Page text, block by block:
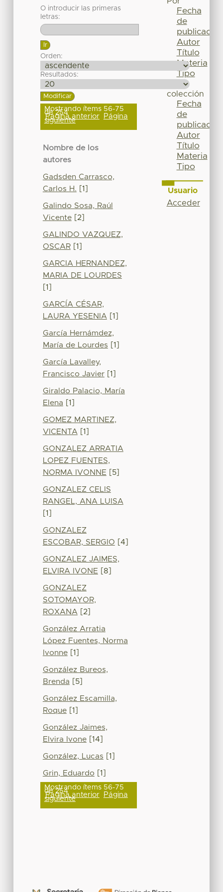
O introducir las primeras
letras:
Orden:
Resultados:
Mostrando ítems 56-75
de 254
Página anterior Página
siguiente
Nombre de los
autores
Gadsden Carrasco,
Carlos H. [1]
Galindo Sosa, Raúl
Vicente[2]
GALINDO VAZQUEZ,
OSCAR[1]
GARCIA HERNANDEZ,
MARIA DE LOURDES
[1]
GARCÍA CÉSAR,
LAURA YESENIA [1]
García Hernámdez,
María de Lourdes [1]
García Lavalley,
Francisco Javier[1]
Giraldo Palacio, María
Elena [1]
GOMEZ MARTINEZ,
VICENTA [1]
GONZALEZ ARRATIA
LOPEZ FUENTES,
NORMA IVONNE [5]
GONZALEZ CELIS
RANGEL, ANA LUISA
[1]
GONZALEZ
ESCOBAR, SERGIO [4]
GONZALEZ JAIMES,
ELVIRA IVONE [8]
GONZALEZ
SOTOMAYOR,
ROXANA [2]
González Arratia
López Fuentes, Norma
Ivonne[1]
González Bureos,
Brenda [5]
González Escamilla,
Roque[1]
González Jaimes,
Elvira Ivone[14]
González, Lucas [1]
Grin, Eduardo [1]
Mostrando ítems 56-75
de 254
Página anterior Página
siguiente
Fecha
de
publicación
Autor
Título
Materia
Tipo
colección
Fecha
de
publicación
Autor
Título
Materia
Tipo
Usuario
Acceder